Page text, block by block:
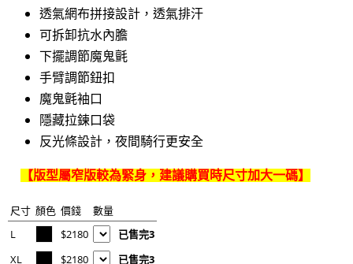
透氣網布拼接設計，透氣排汗
可拆卸抗水內膽
下擺調節魔鬼氈
手臂調節鈕扣
魔鬼氈袖口
隱藏拉鍊口袋
反光條設計，夜間騎行更安全
【版型屬窄版較為緊身，建議購買時尺寸加大一碼】
尺寸 顏色 價錢
數量
L
$2180
已售完3
XL
$2180
已售完3